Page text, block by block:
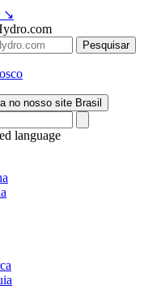
↘
Pesquisar
no nosso site Brasil
language